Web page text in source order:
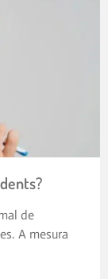
de
A mesura